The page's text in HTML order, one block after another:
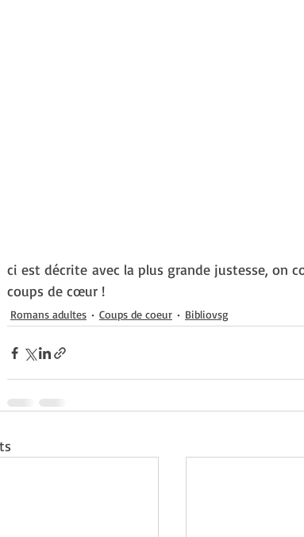
ci est décrite avec la plus grande justesse, on
coups de cœur !
Romans adultes Coups de coeur Bibliovsg